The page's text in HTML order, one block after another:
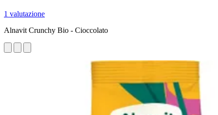
1 valutazione
Alnavit Crunchy Bio - Cioccolato